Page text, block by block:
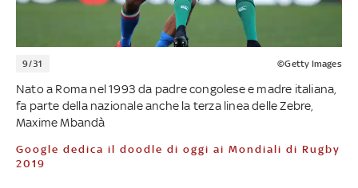
9/31 ©Getty Images
Nato a Roma nel 1993 da padre congolese e madre italiana,
fa parte della nazionale anche la terza linea delle Zebre,
Maxime Mbandà
Google dedica il doodle di oggi ai Mondiali di Rugby
2019